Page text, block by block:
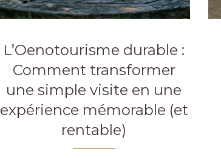
L’Oenotourisme durable :
Comment transformer
une simple visite en une
expérience mémorable (et
rentable)